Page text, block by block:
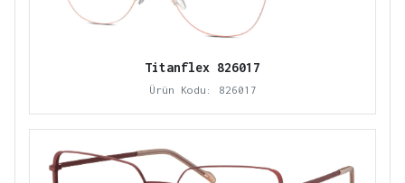
Titanflex 826017
Ürün Kodu: 826017